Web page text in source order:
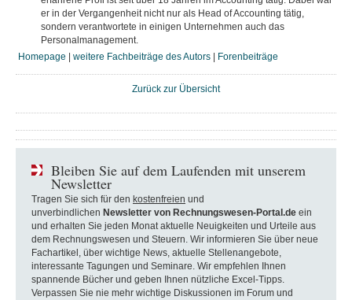
er in der Vergangenheit nicht nur als Head of Accounting tätig,
sondern verantwortete in einigen Unternehmen auch das
Personalmanagement.
Homepage
weitere Fachbeiträge des Autors Forenbeiträge
Zurück zur Übersicht
Bleiben Sie auf dem Laufenden mit unserem
Newsletter
Tragen Sie sich für den kostenfreien und
unverbindlichen Newsletter von Rechnungswesen-Portal.de ein
und erhalten Sie jeden Monat aktuelle Neuigkeiten und Urteile aus
dem Rechnungswesen und Steuern. Wir informieren Sie über neue
Fachartikel, über wichtige News, aktuelle Stellenangebote,
interessante Tagungen und Seminare. Wir empfehlen Ihnen
spannende Bücher und geben Ihnen nützliche Excel-Tipps.
Verpassen Sie nie mehr wichtige Diskussionen im Forum und